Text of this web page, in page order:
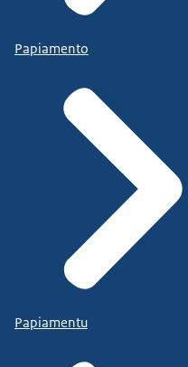
Papiamento
Papiamentu